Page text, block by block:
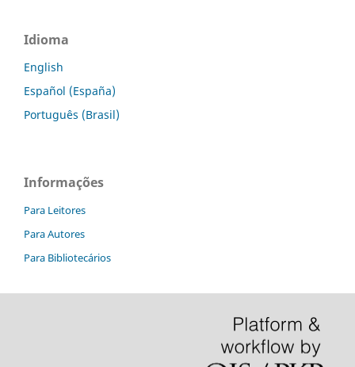
Idioma
English
Español (España)
Português (Brasil)
Informações
Para Leitores
Para Autores
Para Bibliotecários